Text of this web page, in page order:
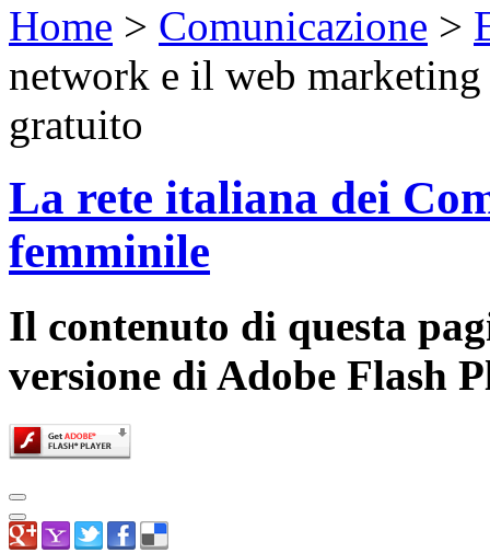
Home > Comunicazione >
network e il web
gratuito
La rete italiana dei
femminile
Il contenuto di questa
versione di Adobe Flash